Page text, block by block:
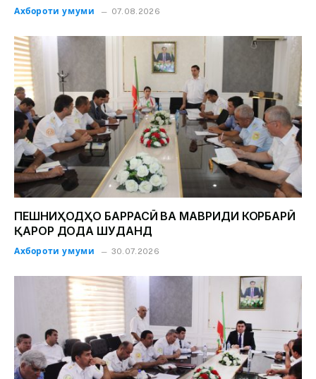
Ахбороти умуми 07.08.2026
ПЕШНИҲОДҲО БАРРАСӢ ВА МАВРИДИ КОРБАРӢ
ҚАРОР ДОДА ШУДАНД
Ахбороти умуми 30.07.2026